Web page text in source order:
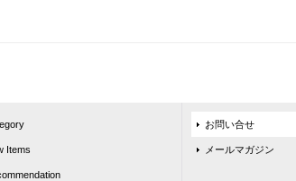
Items
お問い合せ
メールマガジン